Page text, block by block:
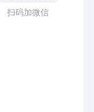
扫码加微信